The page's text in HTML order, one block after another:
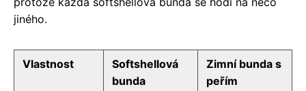
jiného.
Vlastnost
Softshellová
bunda
Zimní bunda s
peřím